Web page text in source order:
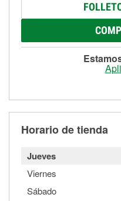
Horario de tienda
Jueves
Viernes
Sábado